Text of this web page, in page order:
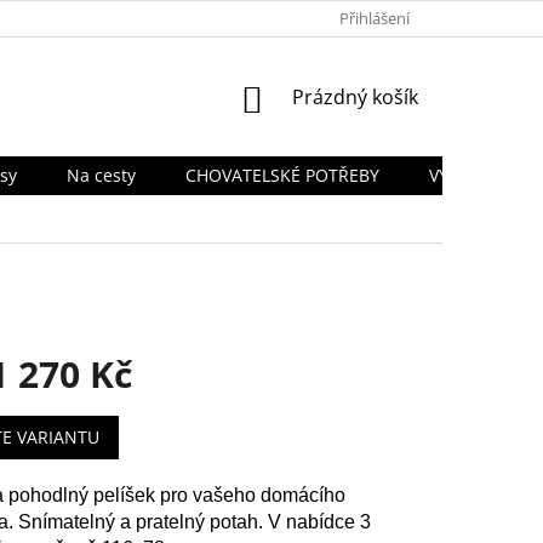
TABULKA VELIKOSTÍ
Přihlášení
NÁKUPNÍ
Prázdný košík
Na cesty CHOVATELSKÉ POTŘEBY
VÝPRODEJ
270 Kč
VARIANTU
pohodlný pelíšek pro vašeho domácího
Snímatelný a pratelný potah. V nabídce 3